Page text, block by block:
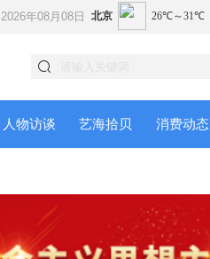
2026年08月08日
人物访谈 艺海拾贝 消费动态